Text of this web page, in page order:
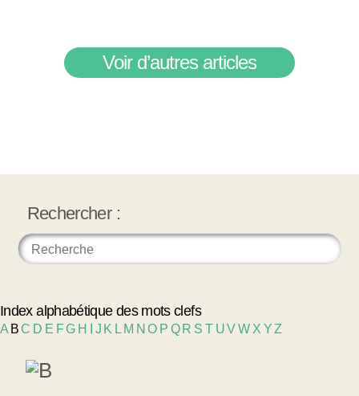
Voir d’autres articles
Rechercher :
Index alphabétique des mots clefs
A BC D E FG H J K L M NO P Q R S T UVW X YZ